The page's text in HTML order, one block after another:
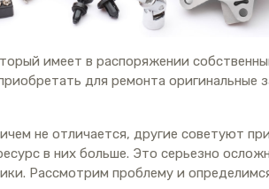
имеет в распоряжении
для ремонта оригинальные
не отличается, другие советуют
в них больше. Это серьезно
Рассмотрим проблему и